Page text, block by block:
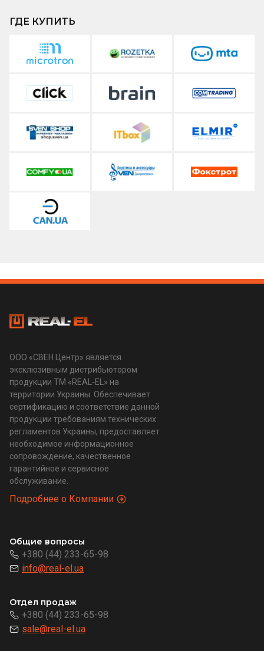
ГДЕ КУПИТЬ
ООО «СВЕН Центр» является
эксклюзивным дистрибьютором
продукции ТМ «REAL-EL» на
территории Украины. Обеспечивает
сертификацию и соответствие данной
продукции требованиям технических
регламентов Украины, предоставляет
необходимое информационное
сопровождение, качественное
гарантийное и сервисное
обслуживание.
Подробнее о Компании
Общие вопросы
+380 (44) 233-65-98
info@real-el.ua
Отдел продаж
+380 (44) 233-65-98
sale@real-el.ua